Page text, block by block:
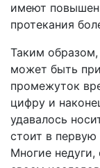
имеют
протекания
Таким
может быть
промежуток
цифру и
удавалось
стоит в
Многие